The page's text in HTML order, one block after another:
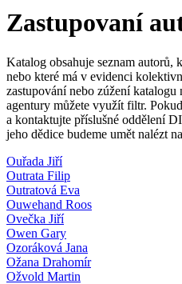
Zastupovaní
Katalog obsahuje seznam autorů,
nebo které má v evidenci
zastupování nebo zúžení
agentury můžete využít filtr.
a kontaktujte příslušné oddělení
jeho dědice budeme umět nalézt
Ouřada Jiří
Outrata Filip
Outratová Eva
Ouwehand Roos
Ovečka Jiří
Owen Gary
Ozoráková Jana
Ožana Drahomír
Ožvold Martin